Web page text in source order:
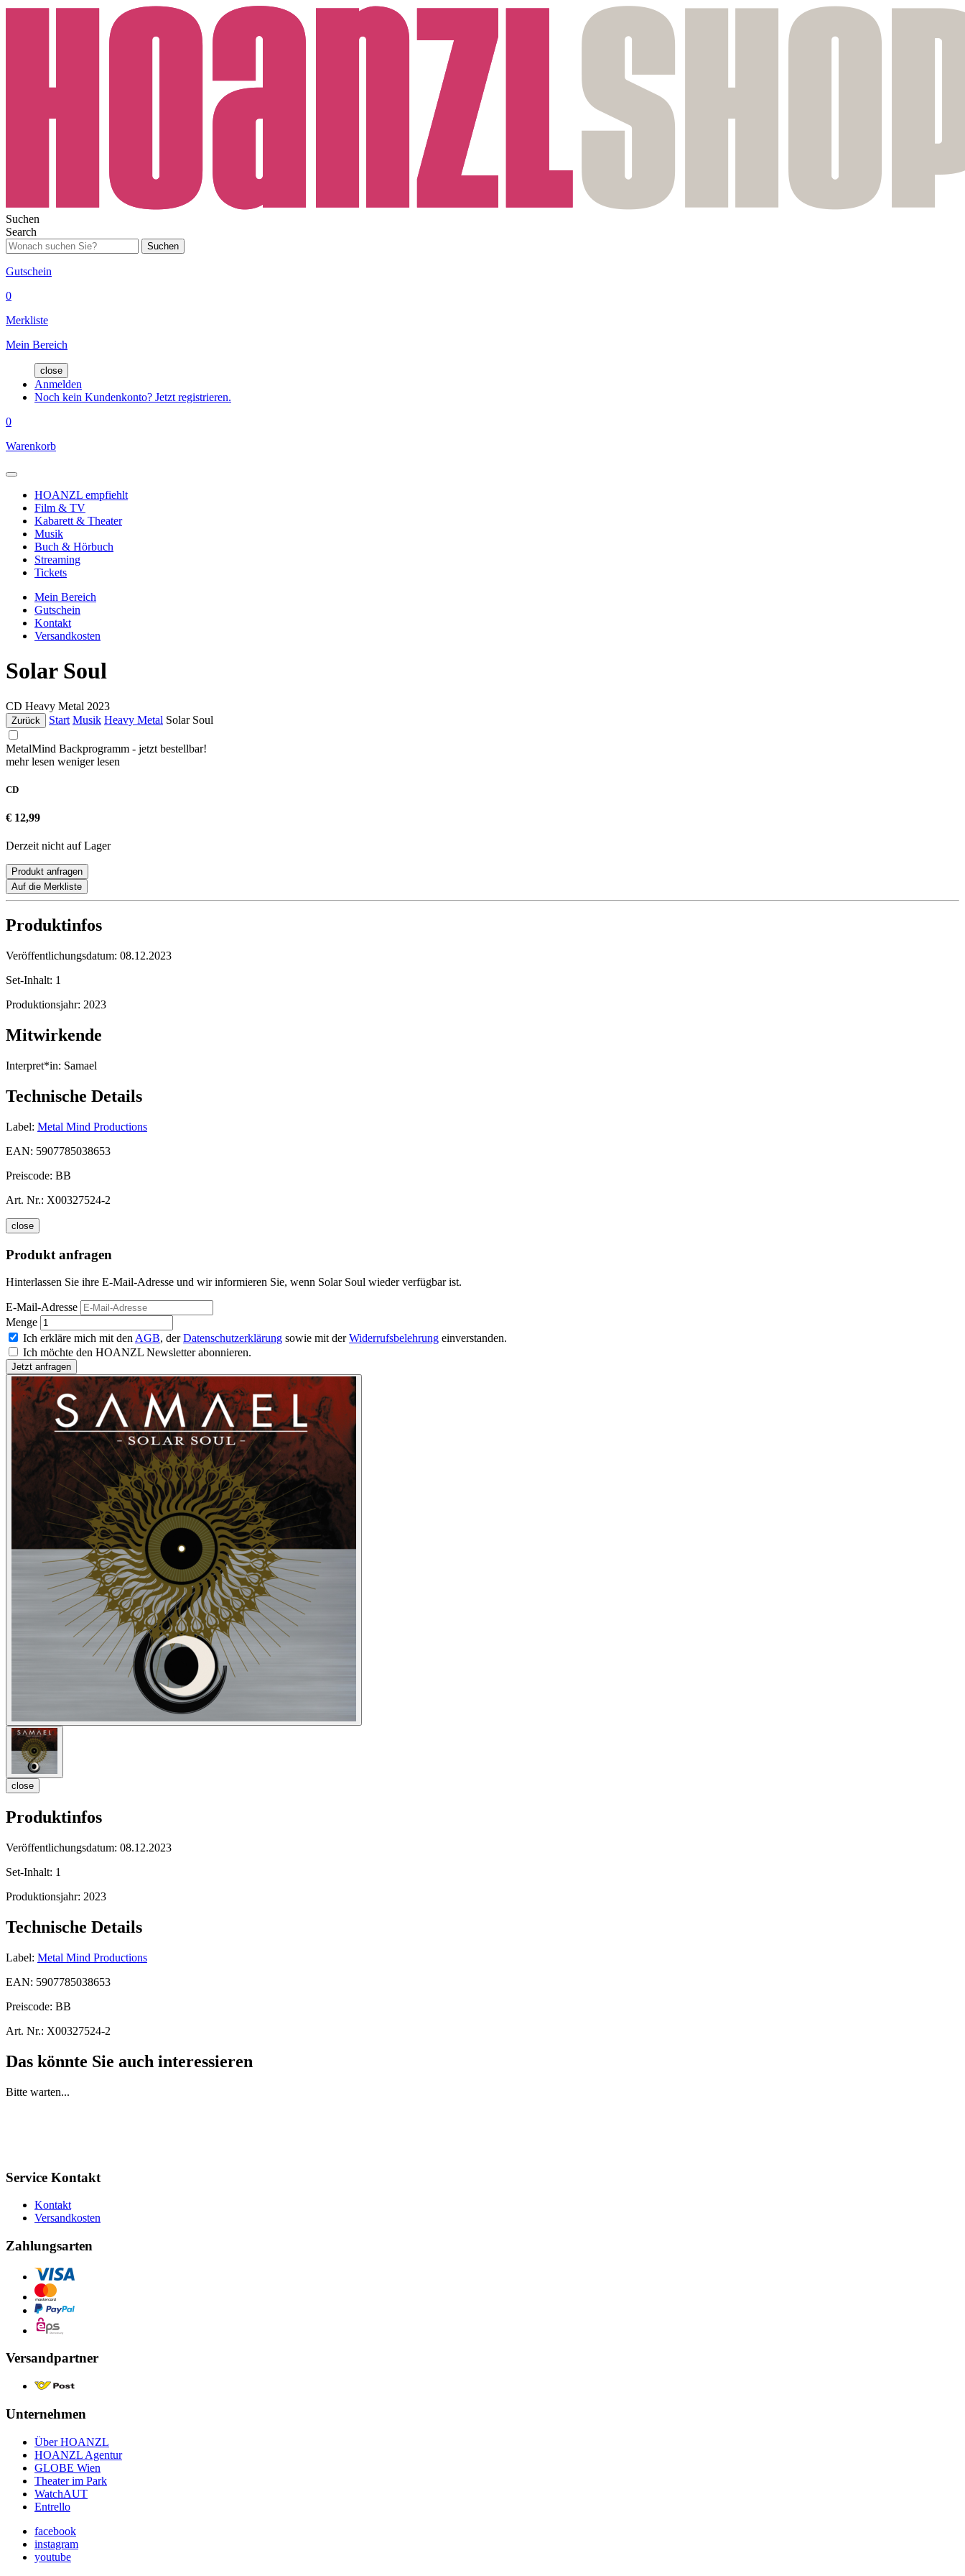
Suchen
Search
Suchen
Gutschein
0
Merkliste
Mein Bereich
close
Anmelden
Noch kein Kundenkonto? Jetzt registrieren.
0
Warenkorb
HOANZL empfiehlt
Film & TV
Kabarett & Theater
Musik
Buch & Hörbuch
Streaming
Tickets
Mein Bereich
Gutschein
Kontakt
Versandkosten
Solar Soul
CD Heavy Metal 2023
Zurück Start Musik Heavy Metal Solar Soul
MetalMind Backprogramm - jetzt bestellbar!
mehr lesen weniger lesen
CD
€ 12,99
Derzeit nicht auf Lager
Produkt anfragen
Auf die Merkliste
Produktinfos
Veröffentlichungsdatum: 08.12.2023
Set-Inhalt: 1
Produktionsjahr: 2023
Mitwirkende
Interpret*in: Samael
Technische Details
Label: Metal Mind Productions
EAN: 5907785038653
Preiscode: BB
Art. Nr.: X00327524-2
close
Produkt anfragen
Hinterlassen Sie ihre E-Mail-Adresse und wir informieren Sie, wenn Solar Soul wieder verfügbar ist.
E-Mail-Adresse
Menge
Ich erkläre mich mit den AGB, derDatenschutzerklärung sowie mit derWiderrufsbelehrung einverstanden.
Ich möchte den HOANZL Newsletter abonnieren.
close
Produktinfos
Veröffentlichungsdatum: 08.12.2023
Set-Inhalt: 1
Produktionsjahr: 2023
Technische Details
Label: Metal Mind Productions
EAN: 5907785038653
Preiscode: BB
Art. Nr.: X00327524-2
Das könnte Sie auch interessieren
Bitte warten...
Service Kontakt
Kontakt
Versandkosten
Zahlungsarten
Versandpartner
Unternehmen
Über HOANZL
HOANZL Agentur
GLOBE Wien
Theater im Park
WatchAUT
Entrello
facebook
instagram
youtube